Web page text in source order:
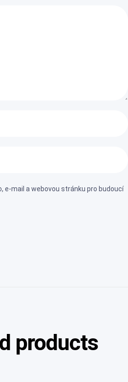
e-mail a webovou stránku pro budoucí
products